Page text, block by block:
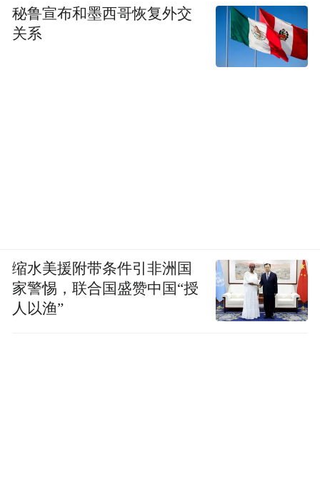
秘鲁宣布和墨西哥恢复外交
关系
缩水美援附带条件引非洲国
家警惕，联合国盛赞中国“授
人以渔”